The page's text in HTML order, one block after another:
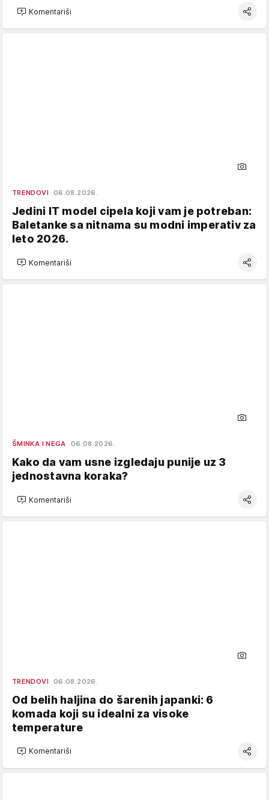
Komentariši
TRENDOVI 06.08.2026.
Jedini IT model cipela koji vam je potreban:
Baletanke sa nitnama su modni imperativ za
leto 2026.
Komentariši
ŠMINKA I NEGA 06.08.2026.
Kako da vam usne izgledaju punije uz 3
jednostavna koraka?
Komentariši
TRENDOVI 06.08.2026.
Od belih haljina do šarenih japanki: 6
komada koji su idealni za visoke
temperature
Komentariši